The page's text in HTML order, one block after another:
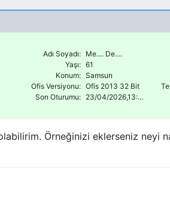
Adı Soyadı: Me.... De....
Yaşı: 61
Konum: Samsun
Ofis Versiyonu: Ofis 2013 32 Bit
Son Oturumu:
23/04/2026,13:52
Örneğinizi eklerseniz neyi